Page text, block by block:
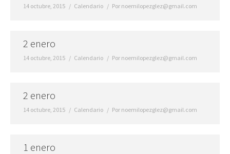
14 octubre, 2015 Calendario Por noemilopezglez@gmail.com
2 enero
14 octubre, 2015 Calendario Por noemilopezglez@gmail.com
2 enero
14 octubre, 2015 Calendario Por noemilopezglez@gmail.com
1 enero